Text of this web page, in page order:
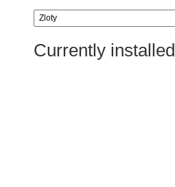
Currently installed